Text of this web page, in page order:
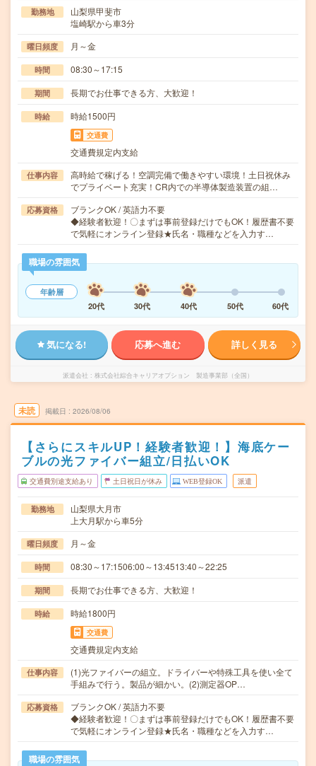
勤務地
山梨県甲斐市
塩崎駅から車3分
曜日頻度 月～金
時間 08:30～17:15
期間 長期でお仕事できる方、大歓迎！
時給 時給1500円
交通費
交通費規定内支給
仕事内容
高時給で稼げる！空調完備で働きやすい環境！土日祝休み
でプライベート充実！CR内での半導体製造装置の組…
応募資格
ブランクOK / 英語力不要
◆経験者歓迎！〇まずは事前登録だけでもOK！履歴書不要
で気軽にオンライン登録★氏名・職種などを入力す…
職場の雰囲気
年齢層
20代
30代 40代 50代 60代
気になる! 応募へ進む 詳しく見る
派遣会社 株式会社綜合キャリアオプション 製造事業部（全国）
未読 掲載日 2026/08/06
【さらにスキルUP！経験者歓迎！】海底ケー
ブルの光ファイバー組立/日払いOK
交通費別途支給あり 土日祝日が休み WEB登録OK 派遣
勤務地
山梨県大月市
上大月駅から車5分
曜日頻度 月～金
時間 08:30～17:1506:00～13:4513:40～22:25
期間 長期でお仕事できる方、大歓迎！
時給 時給1800円
交通費
交通費規定内支給
仕事内容
(1)光ファイバーの組立。ドライバーや特殊工具を使い全て
手組みで行う。製品が細かい。(2)測定器OP…
応募資格
ブランクOK / 英語力不要
◆経験者歓迎！〇まずは事前登録だけでもOK！履歴書不要
で気軽にオンライン登録★氏名・職種などを入力す…
職場の雰囲気